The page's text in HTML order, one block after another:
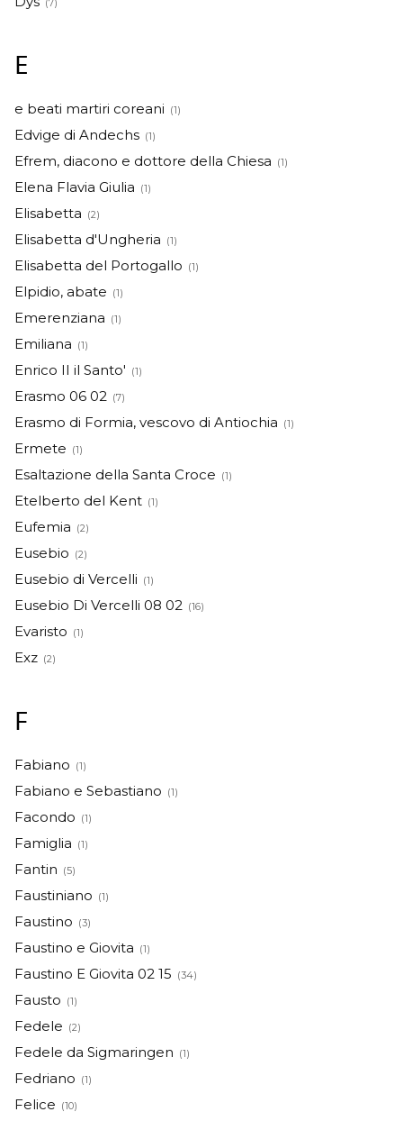
(7)
E
e beati martiri coreani (1)
Edvige di Andechs (1)
Efrem, diacono e dottore della Chiesa (1)
Elena Flavia Giulia (1)
Elisabetta (2)
Elisabetta d'Ungheria (1)
Elisabetta del Portogallo (1)
Elpidio, abate (1)
Emerenziana (1)
Emiliana (1)
Enrico II il Santo' (1)
Erasmo 06 02 (7)
Erasmo di Formia, vescovo di Antiochia (1)
Ermete (1)
Esaltazione della Santa Croce (1)
Etelberto del Kent (1)
Eufemia (2)
Eusebio (2)
Eusebio di Vercelli (1)
Eusebio Di Vercelli 08 02 (16)
Evaristo (1)
Exz (2)
F
Fabiano (1)
Fabiano e Sebastiano (1)
Facondo (1)
Famiglia (1)
Fantin (5)
Faustiniano (1)
Faustino (3)
Faustino e Giovita (1)
Faustino E Giovita 02 15 (34)
Fausto (1)
Fedele (2)
Fedele da Sigmaringen (1)
Fedriano (1)
Felice (10)